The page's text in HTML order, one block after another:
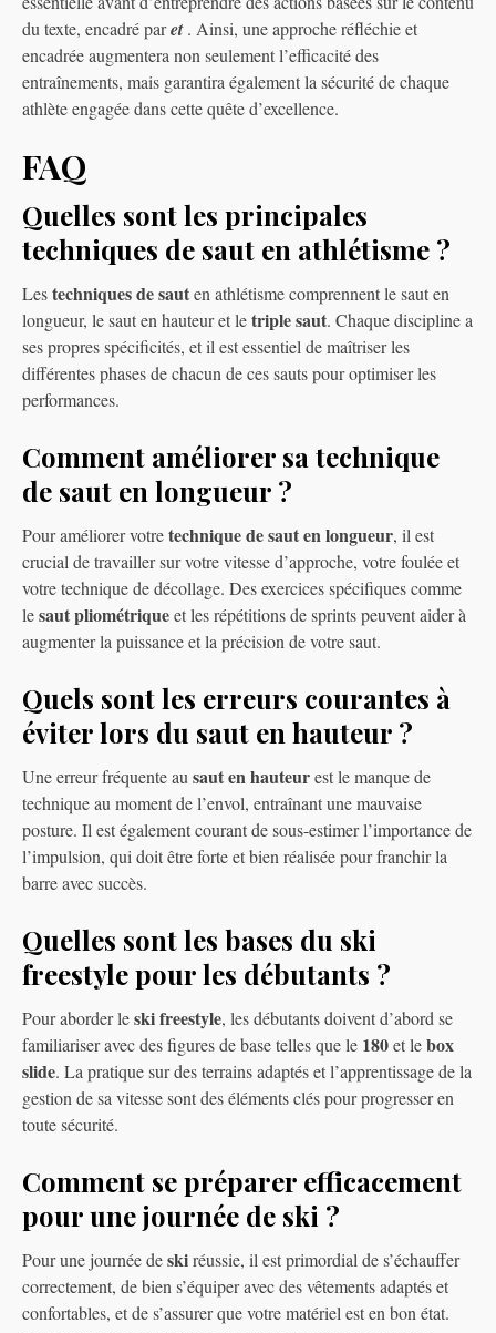
du texte, encadré paret. Ainsi, une approche réfléchie et
encadrée augmentera non seulement l’efficacité des
entraînements, mais garantira également la sécurité de chaque
athlète engagée dans cette quête d’excellence.
FAQ
Quelles sont les principales
techniques de saut en athlétisme ?
Lestechniques de sauten athlétisme comprennent le saut en
longueur, le saut en hauteur et letriple saut. Chaque discipline a
ses propres spécificités, et il est essentiel de maîtriser les
différentes phases de chacun de ces sauts pour optimiser les
performances.
Comment améliorer sa technique
de saut en longueur ?
Pour améliorer votretechnique de saut en longueur, il est
crucial de travailler sur votre vitesse d’approche, votre foulée et
votre technique de décollage. Des exercices spécifiques comme
lesaut pliométriqueet les répétitions de sprints peuvent aider à
augmenter la puissance et la précision de votre saut.
Quels sont les erreurs courantes à
éviter lors du saut en hauteur ?
Une erreur fréquente au saut en hauteurest le manque de
technique au moment de l’envol, entraînant une mauvaise
posture. Il est également courant de sous-estimer l’importance de
l’impulsion, qui doit être forte et bien réalisée pour franchir la
barre avec succès.
Quelles sont les bases du ski
freestyle pour les débutants ?
Pour aborder leski freestyle, les débutants doivent d’abord se
familiariser avec des figures de base telles que le 180et lebox
slide. La pratique sur des terrains adaptés et l’apprentissage de la
gestion de sa vitesse sont des éléments clés pour progresser en
toute sécurité.
Comment se préparer efficacement
pour une journée de ski ?
Pour une journée deskiréussie, il est primordial de s’échauffer
correctement, de bien s’équiper avec des vêtements adaptés et
confortables, et de s’assurer que votre matériel est en bon état.